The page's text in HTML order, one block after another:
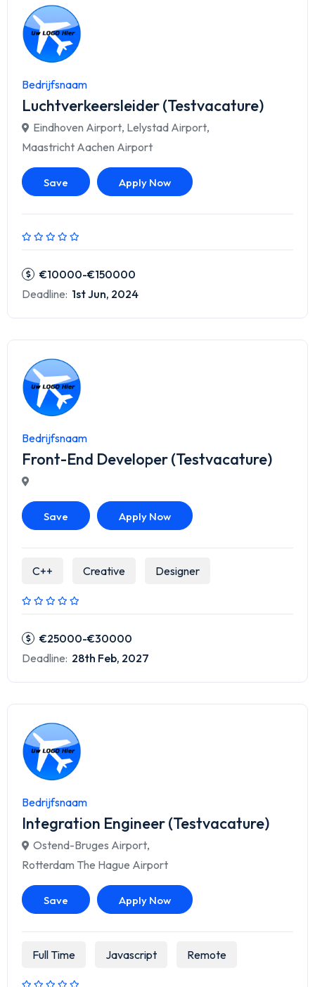
Bedrijfsnaam
Luchtverkeersleider (Testvacature)
Eindhoven Airport, Lelystad Airport,
Maastricht Aachen Airport
Save Apply Now
€10000-€150000
Deadline: 1st Jun, 2024
Bedrijfsnaam
Front-End Developer (Testvacature)
Save Apply Now
C++ Creative Designer
€25000-€30000
Deadline: 28th Feb, 2027
Bedrijfsnaam
Integration Engineer (Testvacature)
Ostend-Bruges Airport,
Rotterdam The Hague Airport
Save Apply Now
Full Time Javascript Remote